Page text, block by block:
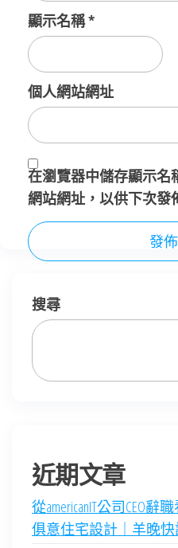
顯示名稱*
個人網站網址
在瀏覽器中儲存顯示名
網站網址，以供下次發
搜尋
近期文章
從americanIT公司CEO辭
俱意住宅設計｜羊晚